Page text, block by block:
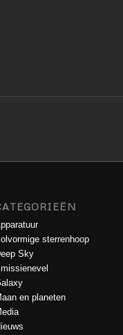
sterrenhoop
Sky
en planeten